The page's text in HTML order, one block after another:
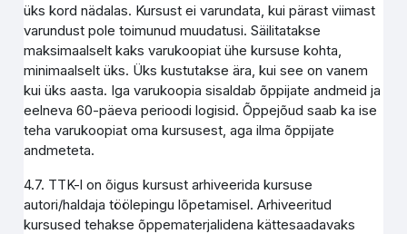
üks kord nädalas. Kursust ei varundata, kui pärast viimast
varundust pole toimunud muudatusi. Säilitatakse
maksimaalselt kaks varukoopiat ühe kursuse kohta,
minimaalselt üks. Üks kustutakse ära, kui see on vanem
kui üks aasta. Iga varukoopia sisaldab õppijate andmeid ja
eelneva 60-päeva perioodi logisid. Õppejõud saab ka ise
teha varukoopiat oma kursusest, aga ilma õppijate
andmeteta.
4.7. TTK-l on õigus kursust arhiveerida kursuse
autori/haldaja töölepingu lõpetamisel. Arhiveeritud
kursused tehakse õppematerjalidena kättesaadavaks